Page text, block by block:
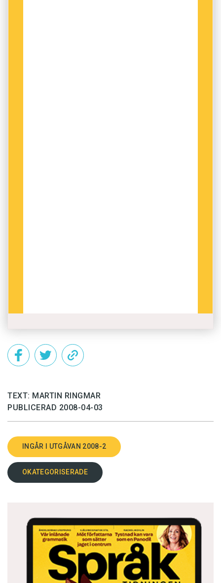
TEXT: MARTIN RINGMAR
PUBLICERAD 2008-04-03
INGÅR I UTGÅVAN 2008-2
OKATEGORISERADE